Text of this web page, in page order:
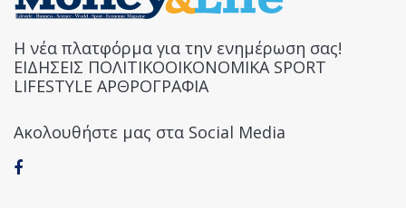
Η νέα πλατφόρμα για την ενημέρωση σας!
ΕΙΔΗΣΕΙΣ ΠΟΛΙΤΙΚΟΟΙΚΟΝΟΜΙΚΑ SPORT
LIFESTYLE ΑΡΘΡΟΓΡΑΦΙΑ
Ακολουθήστε μας στα Social Media